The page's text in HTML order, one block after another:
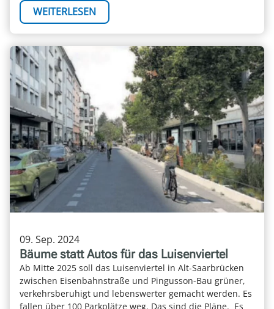
WEITERLESEN
09. Sep. 2024
Bäume statt Autos für das Luisenviertel
Ab Mitte 2025 soll das Luisenviertel in Alt-Saarbrücken
zwischen Eisenbahnstraße und Pingusson-Bau grüner,
verkehrsberuhigt und lebenswerter gemacht werden. Es
fallen über 100 Parkplätze weg. Das sind die Pläne. Es